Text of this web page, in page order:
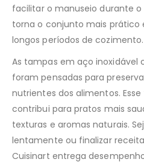
facilitar o manuseio durante o
torna o conjunto mais prático
longos períodos de cozimento.
As tampas em aço inoxidável
foram pensadas para
nutrientes dos alimentos.
contribui para pratos mais
texturas e aromas naturais.
lentamente ou finalizar
Cuisinart entrega